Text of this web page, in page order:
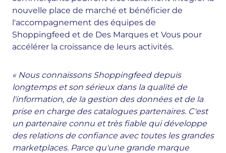
nouvelle place de marché et bénéficier de
l'accompagnement des équipes de
Shoppingfeed et de Des Marques et Vous pour
accélérer la croissance de leurs activités.
« Nous connaissons Shoppingfeed depuis
longtemps et son sérieux dans la qualité de
l'information, de la gestion des données et de la
prise en charge des catalogues partenaires. C'est
un partenaire connu et très fiable qui développe
des relations de confiance avec toutes les grandes
marketplaces. Parce qu'une grande marque